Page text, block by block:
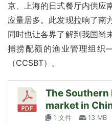
京、上海的日式餐厅内供应
应量居多。此发现拉响了南
同时也让各界了解到我国尚
捕捞配额的渔业管理组织
（CCSBT）。
The Southern
market in
1 文件 13 MB